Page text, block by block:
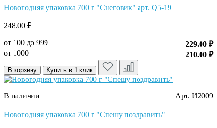
Новогодняя упаковка 700 г "Снеговик" арт. Q5-19
248.00 ₽
от 100 до 999
229.00 ₽
от 1000
210.00 ₽
В корзину Купить в 1 клик
В наличии Арт. И2009
Новогодняя упаковка 700 г "Спешу поздравить"